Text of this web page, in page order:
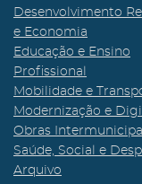
Desenvolvimento
e Economia
Educação e Ensino
Profissional
Mobilidade e
Modernização e
Obras
Saúde, Social e
Arquivo